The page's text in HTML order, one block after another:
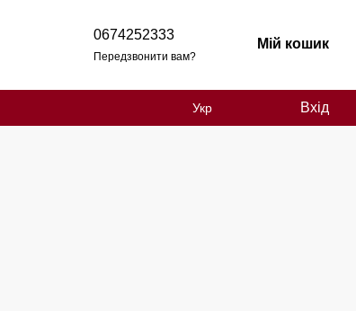
0674252333
Передзвонити вам?
Мій кошик
Укр Вхід